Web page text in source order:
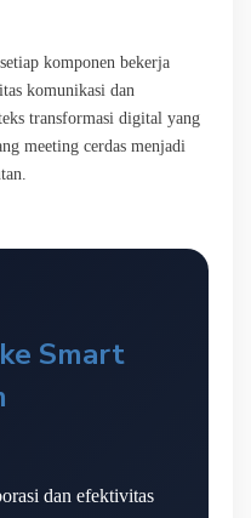
komponen bekerja
komunikasi dan
transformasi digital yang
meeting cerdas menjadi
Smart
dan efektivitas